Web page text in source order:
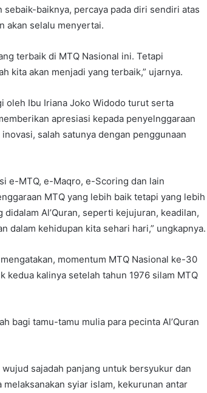
baiknya, percaya pada diri sendiri atas
akan selalu menyertai.
terbaik di MTQ Nasional ini. Tetapi
kita akan menjadi yang terbaik,” ujarnya.
oleh Ibu Iriana Joko Widodo turut serta
apresiasi kepada penyelnggaraan
salah satunya dengan penggunaan
e-MTQ, e-Maqro, e-Scoring dan lain
MTQ yang lebih baik tetapi yang lebih
Al’Quran, seperti kejujuran, keadilan,
dalam kehidupan kita sehari hari,” ungkapnya.
momentum MTQ Nasional ke-30
kedua kalinya setelah tahun 1976 silam MTQ
bagi tamu-tamu mulia para pecinta Al’Quran
sajadah panjang untuk bersyukur dan
syiar islam, kekurunan antar